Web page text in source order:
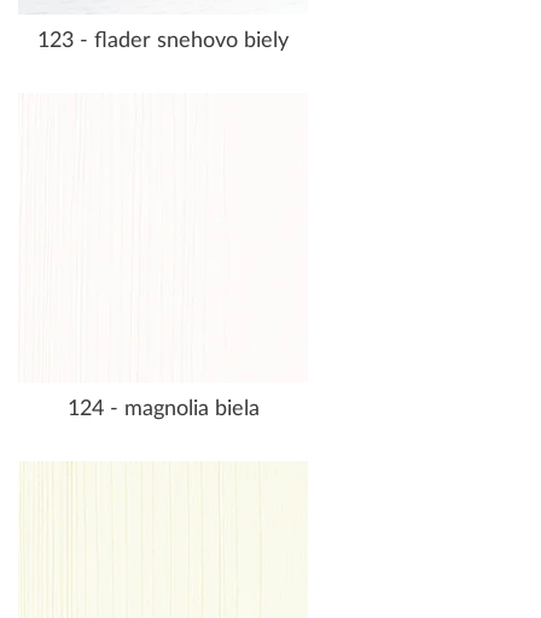
123 - flader snehovo biely
124 - magnolia biela